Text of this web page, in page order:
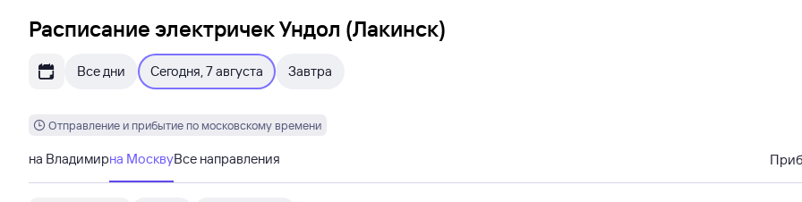
Расписание электричек Ундол (Лакинск)
Все дни Сегодня, 7 августа Завтра
Отправление и прибытие по московскому времени
на Владимирна МосквуВсе направления